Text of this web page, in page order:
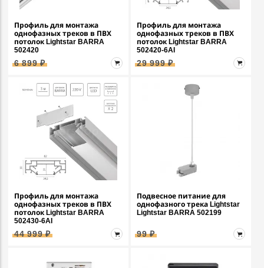
Профиль для монтажа
однофазных треков в ПВХ
потолок Lightstar BARRA
502420
6 899 ₽
Профиль для монтажа
однофазных треков в ПВХ
потолок Lightstar BARRA
502420-6AI
29 999 ₽
Профиль для монтажа
однофазных треков в ПВХ
потолок Lightstar BARRA
502430-6AI
44 999 ₽
Подвесное питание для
однофазного трека Lightstar
Lightstar BARRA 502199
99 ₽